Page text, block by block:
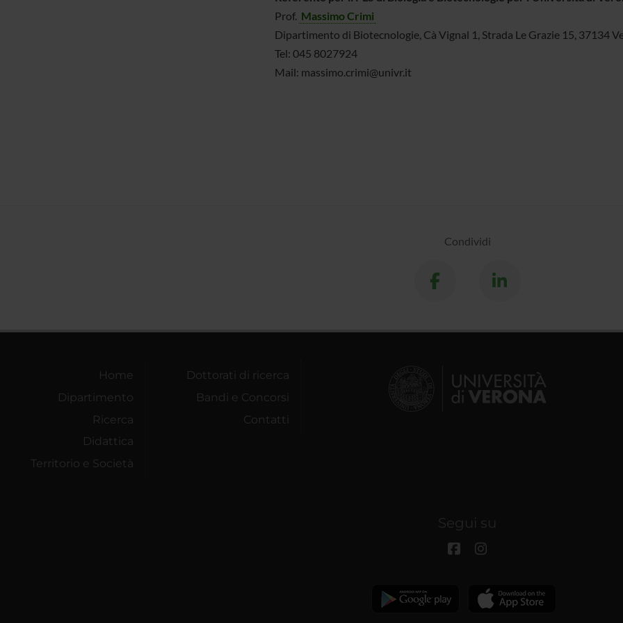
Prof. Massimo Crimi
Dipartimento di Biotecnologie, Cà Vignal 1, Strada Le Grazie 15, 37134
Tel: 045 8027924
Mail: massimo.crimi@univr.it
Condividi
Home
Dipartimento
Ricerca
Didattica
Territorio e Società
Dottorati di ricerca
Bandi e Concorsi
Contatti
Segui su